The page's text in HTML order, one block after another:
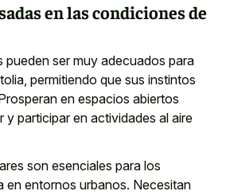
en las condiciones de
pueden ser muy adecuados para
permitiendo que sus instintos
en espacios abiertos
y participar en actividades al aire
son esenciales para los
en entornos urbanos. Necesitan